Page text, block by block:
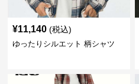
¥11,140 (税込)
ゆったりシルエット 柄シャツ